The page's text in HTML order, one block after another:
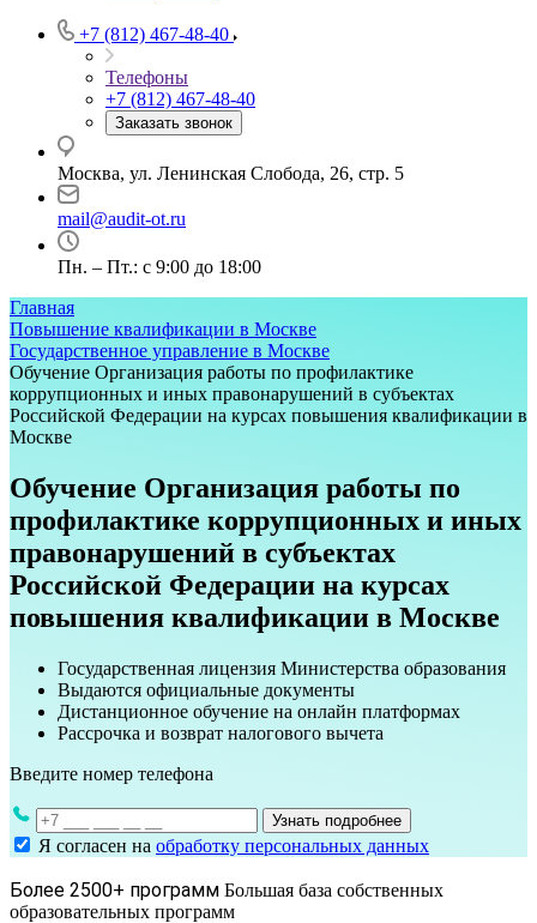
+7 (812) 467-48-40
Телефоны
+7 (812) 467-48-40
Заказать звонок
Москва, ул. Ленинская Слобода, 26, стр. 5
mail@audit-ot.ru
Пн. – Пт.: с 9:00 до 18:00
Главная
Повышение квалификации в Москве
Государственное управление в Москве
Обучение Организация работы по профилактике
коррупционных и иных правонарушений в субъектах
Российской Федерации на курсах повышения квалификации в
Москве
Обучение Организация работы по
профилактике коррупционных и иных
правонарушений в субъектах
Российской Федерации на курсах
повышения квалификации в Москве
Государственная лицензия Министерства образования
Выдаются официальные документы
Дистанционное обучение на онлайн платформах
Рассрочка и возврат налогового вычета
Введите номер телефона
Узнать подробнее
Я согласен на обработку персональных данных
Более 2500+ программ Большая база собственных
образовательных программ